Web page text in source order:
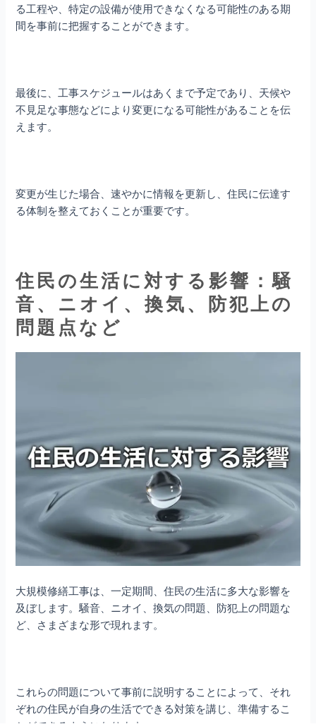
る工程や、特定の設備が使用できなくなる可能性のある期
間を事前に把握することができます。
最後に、工事スケジュールはあくまで予定であり、天候や
不見足な事態などにより変更になる可能性があることを伝
えます。
変更が生じた場合、速やかに情報を更新し、住民に伝達す
る体制を整えておくことが重要です。
住民の生活に対する影響：騒
音、ニオイ、換気、防犯上の
問題点など
大規模修繕工事は、一定期間、住民の生活に多大な影響を
及ぼします。騒音、ニオイ、換気の問題、防犯上の問題な
ど、さまざまな形で現れます。
これらの問題について事前に説明することによって、それ
ぞれの住民が自身の生活でできる対策を講じ、準備するこ